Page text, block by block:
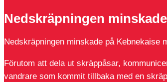
Nedskräpningen
Nedskräpningen minskade på Kebnekaise
Förutom att dela ut skräppåsar,
vandrare som kommit tillbaka med en